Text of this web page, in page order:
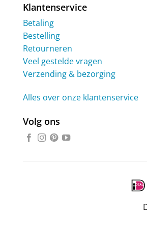
Klantenservice
Betaling
Bestelling
Retourneren
Veel gestelde vragen
Verzending & bezorging
Alles over onze klantenservice
Volg ons